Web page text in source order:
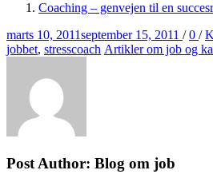
Coaching – genvejen til en
Posted
on
marts 10, 2011september 15, 2011 / 0 /
jobbet, stresscoach Categories
Artikler om job og
Post Author: Blog om job